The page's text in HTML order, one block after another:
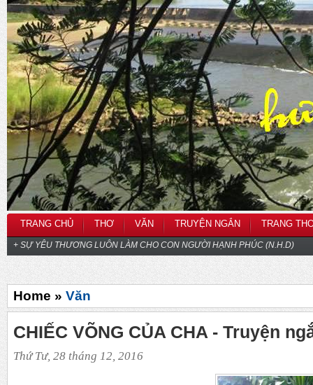
TRANG CHỦ THƠ VĂN TRUYỆN NGẮN TRANG
+ SỰ YÊU THƯƠNG LUÔN LÀM CHO CON NGƯỜI HẠNH PHÚC (N.H.D)
Home » Văn
CHIẾC VÕNG CỦA CHA - Truyện
Thứ Tư, 28 tháng 12, 2016